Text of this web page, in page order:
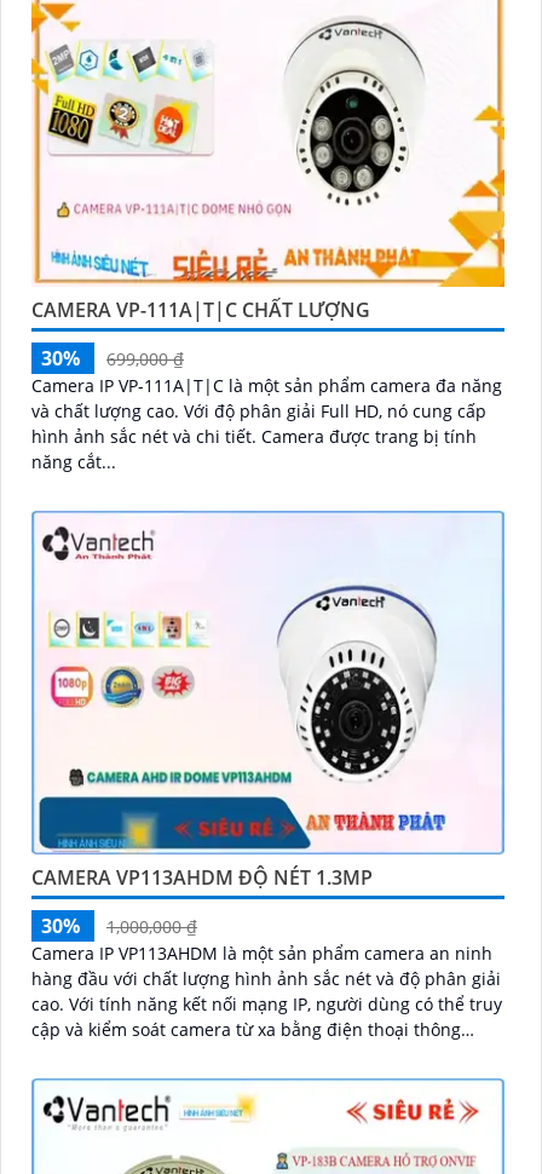
CAMERA VP-111A|T|C CHẤT LƯỢNG
30%
699,000 ₫
Camera IP VP-111A|T|C là một sản phẩm camera đa năng
và chất lượng cao. Với độ phân giải Full HD, nó cung cấp
hình ảnh sắc nét và chi tiết. Camera được trang bị tính
năng cắt...
CAMERA VP113AHDM ĐỘ NÉT 1.3MP
30%
1,000,000 ₫
Camera IP VP113AHDM là một sản phẩm camera an ninh
hàng đầu với chất lượng hình ảnh sắc nét và độ phân giải
cao. Với tính năng kết nối mạng IP, người dùng có thể truy
cập và kiểm soát camera từ xa bằng điện thoại thông